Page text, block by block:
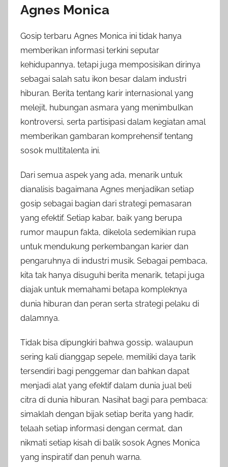
Agnes Monica
Gosip terbaru Agnes Monica ini tidak hanya
memberikan informasi terkini seputar
kehidupannya, tetapi juga memposisikan dirinya
sebagai salah satu ikon besar dalam industri
hiburan. Berita tentang karir internasional yang
melejit, hubungan asmara yang menimbulkan
kontroversi, serta partisipasi dalam kegiatan amal
memberikan gambaran komprehensif tentang
sosok multitalenta ini.
Dari semua aspek yang ada, menarik untuk
dianalisis bagaimana Agnes menjadikan setiap
gosip sebagai bagian dari strategi pemasaran
yang efektif. Setiap kabar, baik yang berupa
rumor maupun fakta, dikelola sedemikian rupa
untuk mendukung perkembangan karier dan
pengaruhnya di industri musik. Sebagai pembaca,
kita tak hanya disuguhi berita menarik, tetapi juga
diajak untuk memahami betapa kompleknya
dunia hiburan dan peran serta strategi pelaku di
dalamnya.
Tidak bisa dipungkiri bahwa gossip, walaupun
sering kali dianggap sepele, memiliki daya tarik
tersendiri bagi penggemar dan bahkan dapat
menjadi alat yang efektif dalam dunia jual beli
citra di dunia hiburan. Nasihat bagi para pembaca:
simaklah dengan bijak setiap berita yang hadir,
telaah setiap informasi dengan cermat, dan
nikmati setiap kisah di balik sosok Agnes Monica
yang inspiratif dan penuh warna.